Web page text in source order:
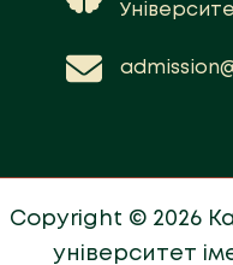
Copyright © 2026
університет